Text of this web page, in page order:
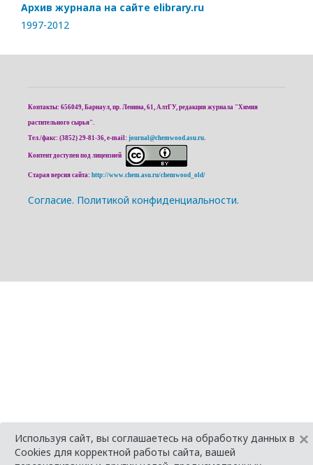
Архив журнала на сайте elibrary.ru
1997-2012
Контакты: 656049, Барнаул, пр. Ленина, 61, АлтГУ, редакция журнала "Химия
растительного сырья".
Тел./факс: (3852) 29-81-36, e-mail: journal@chemwood.asu.ru.
Контент доступен под лицензией
Старая версия сайта: http://www.chem.asu.ru/chemwood_old/
Cогласие. Политикой конфиденциальности.
Используя сайт, вы соглашаетесь на обработку данных в
Cookies для корректной работы сайта, вашей
×